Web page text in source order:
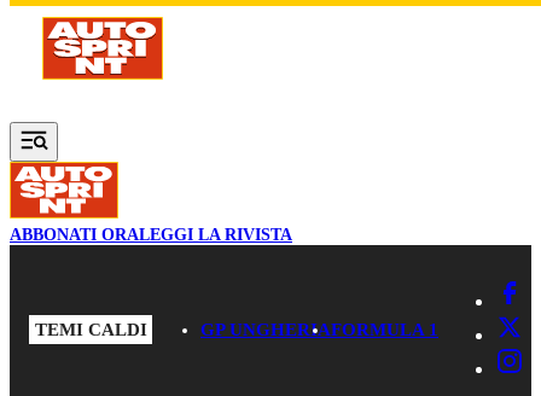
Vai al contenuto principale
ABBONATI ORALEGGI LA RIVISTA
TEMI CALDI GP UNGHERIAFORMULA 1